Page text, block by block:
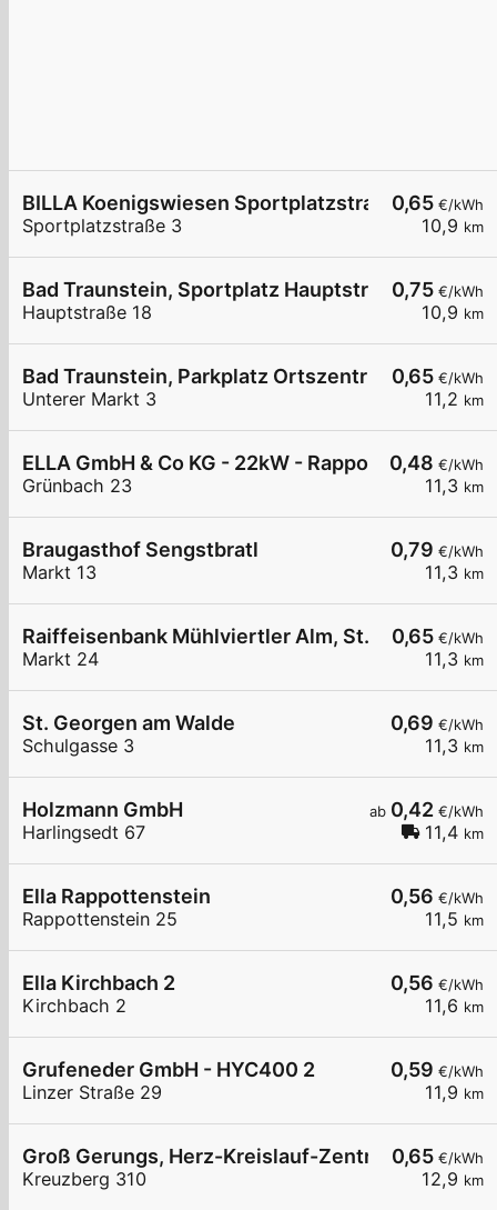
0,65 €/kWh
10,9 km
BILLA Koenigswiesen Sportplatzstrasse
Sportplatzstraße 3
0,75 €/kWh
10,9 km
Bad Traunstein, Sportplatz Hauptstr.
Hauptstraße 18
0,65 €/kWh
11,2 km
Bad Traunstein, Parkplatz Ortszentrum
Unterer Markt 3
0,48 €/kWh
11,3 km
ELLA GmbH & Co KG - 22kW - Rappottenstein
Grünbach 23
0,79 €/kWh
11,3 km
Braugasthof Sengstbratl
Markt 13
0,65 €/kWh
11,3 km
Raiffeisenbank Mühlviertler Alm, St. Georgen a.
Markt 24
0,69 €/kWh
11,3 km
St. Georgen am Walde
Schulgasse 3
ab 0,42 €/kWh
11,4 km
Holzmann GmbH
Harlingsedt 67
0,56 €/kWh
11,5 km
Ella Rappottenstein
Rappottenstein 25
0,56 €/kWh
11,6 km
Ella Kirchbach 2
Kirchbach 2
0,59 €/kWh
11,9 km
Grufeneder GmbH - HYC400 2
Linzer Straße 29
0,65 €/kWh
12,9 km
Groß Gerungs, Herz-Kreislauf-Zentrum
Kreuzberg 310